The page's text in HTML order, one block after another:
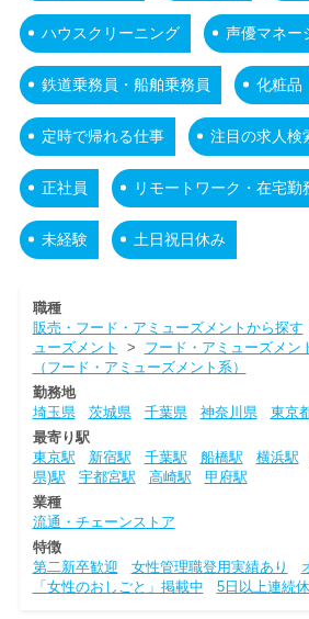
ハウスクリーニング 声優マネー
鉄道乗務員・船舶乗務員 化粧品
定時で帰れる仕事 注目の求人検
正社員 リモートワーク・在宅勤
未経験 土日祝日休み
職種
販売・フード・アミューズメントから探す
ューズメント
> フード・アミューズメン
（フード・アミューズメント系）
勤務地
埼玉県
茨城県 千葉県 神奈川県
東京
最寄り駅
東京駅
新宿駅 千葉駅 船橋駅 横浜駅
県)駅
宇都宮駅 高崎駅
甲府駅
業種
流通・チェーンストア
特徴
第二新卒歓迎
女性管理職登用実績あり
「女性のおしごと」掲載中
5日以上連続